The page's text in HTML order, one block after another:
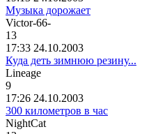
Музыка дорожает
Victor-66-
13
17:33 24.10.2003
Куда деть зимнюю резину...
Lineage
9
17:26 24.10.2003
300 километров в час
NightCat